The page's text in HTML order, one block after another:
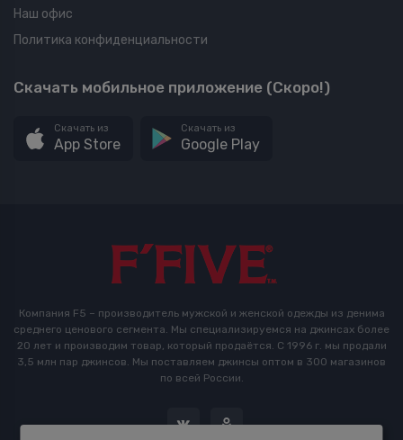
Наш офис
Политика конфиденциальности
Скачать мобильное приложение (Скоро!)
Скачать из
App Store
Скачать из
Google Play
Компания F5 – производитель мужской и женской одежды из денима
среднего ценового сегмента. Мы специализируемся на джинсах более
20 лет и производим товар, который продаётся. С 1996 г. мы продали
3,5 млн пар джинсов. Мы поставляем джинсы оптом в 300 магазинов
по всей России.